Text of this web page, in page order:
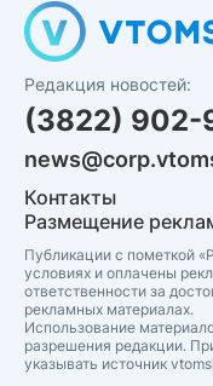
Редакция новостей:
(3822) 902-
Контакты
Размещение
Публикации с пометкой
условиях и оплачены
ответственности за
рекламных материалах.
Использование
разрешения редакции.
указывать источник